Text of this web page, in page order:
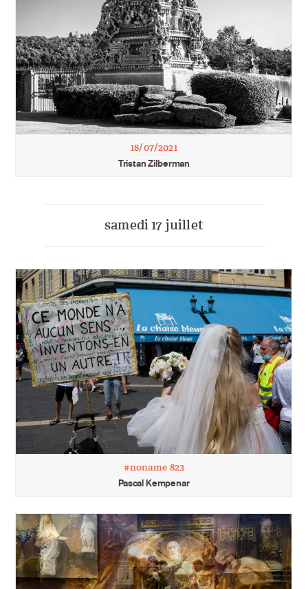
18/07/2021
Tristan Zilberman
samedi 17 juillet
#noname 823
Pascal Kempenar